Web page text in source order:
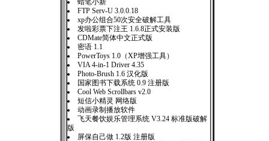
蜡笔小新
FTP Serv-U 3.0.0.18
xp办公组合50次安全破解工具
发啦彩票下注王 1.6.8正式安装版
CDMate简体中文正式版
密语 1.1
PowerToys 1.0（XP增强工具）
VIA 4-in-1 Driver 4.35
Photo-Brush 1.6 汉化版
国家图书下载系统 0.9 注册版
Cool Web Scrollbars v2.0
短信小精灵 网络版
动画录制播放软件
飞天餐饮娱乐管理系统 V3.24 标准版破解
版
屏保自己做 1.2版 注册版